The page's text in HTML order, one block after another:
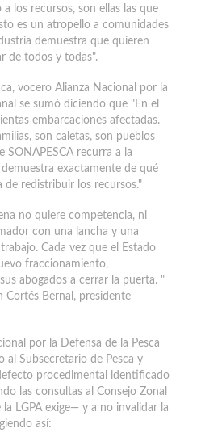
los recursos, son ellas las que
es un atropello a comunidades
demuestra que quieren
de todos y todas".
vocero Alianza Nacional por la
se sumó diciendo que "En el
embarcaciones afectadas.
son caletas, son pueblos
SONAPESCA recurra a la
exactamente de qué
de redistribuir los recursos."
no quiere competencia, ni
con una lancha y una
Cada vez que el Estado
fraccionamiento,
abogados a cerrar la puerta. "
Cortés Bernal, presidente
por la Defensa de la Pesca
al Subsecretario de Pesca y
procedimental identificado
las consultas al Consejo Zonal
LGPA exige— y a no invalidar la
así: